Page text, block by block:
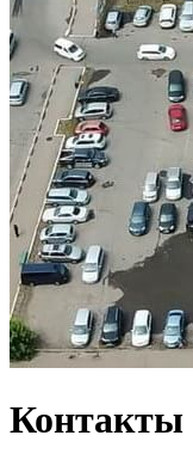
Контакты